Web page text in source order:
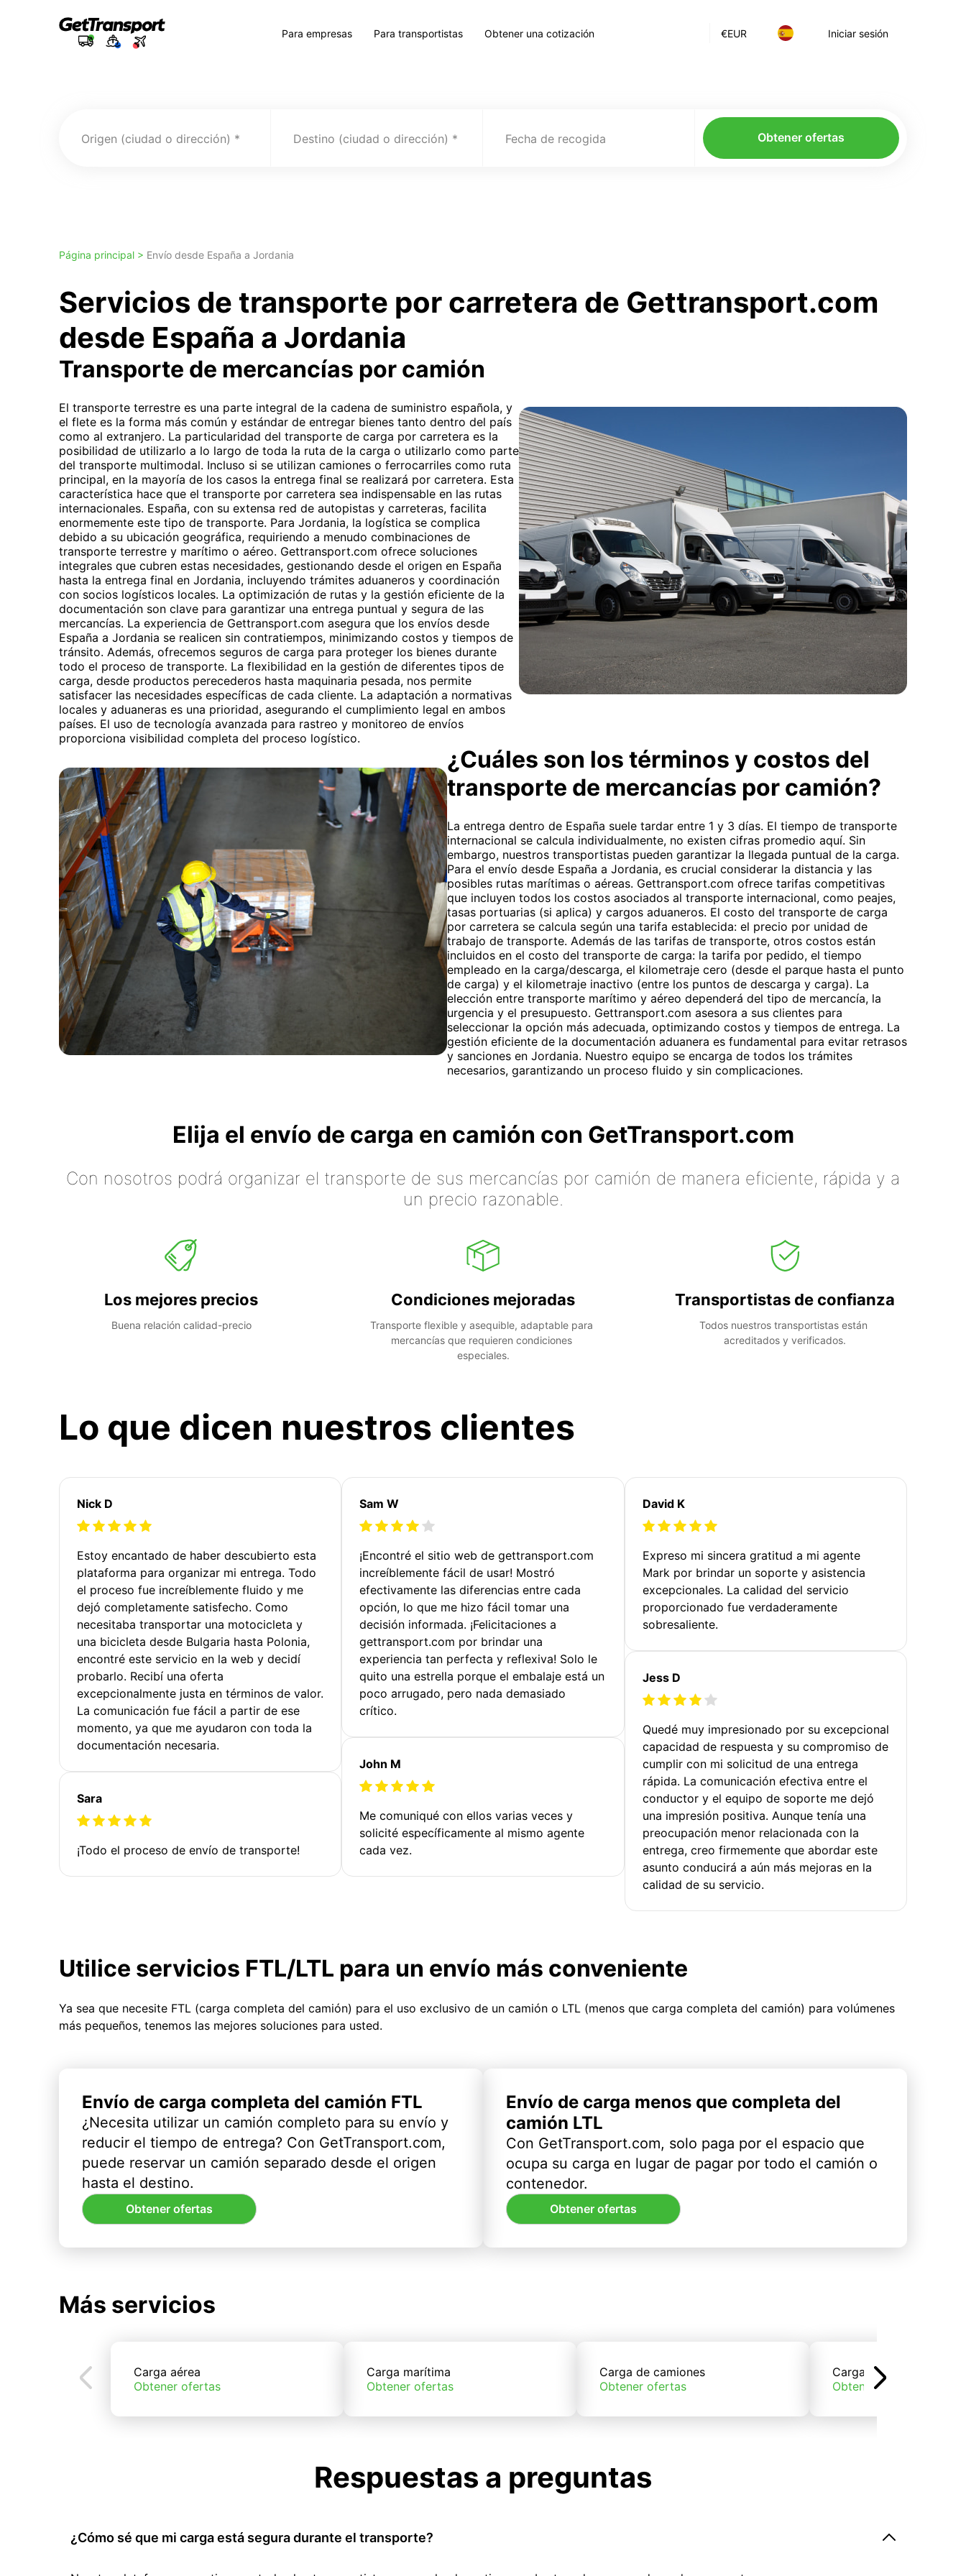
€EUR Iniciar sesión
Para empresas Para transportistas Obtener una cotización
Origen (ciudad o dirección) Destino (ciudad o dirección) Fecha de recogida Obtener ofertas
Página principal > Envío desde España a Jordania
Servicios de transporte por carretera de Gettransport.com
desde España a Jordania
Transporte de mercancías por camión
El transporte terrestre es una parte integral de la cadena de suministro española, y
el flete es la forma más común y estándar de entregar bienes tanto dentro del país
como al extranjero. La particularidad del transporte de carga por carretera es la
posibilidad de utilizarlo a lo largo de toda la ruta de la carga o utilizarlo como parte
del transporte multimodal. Incluso si se utilizan camiones o ferrocarriles como ruta
principal, en la mayoría de los casos la entrega final se realizará por carretera. Esta
característica hace que el transporte por carretera sea indispensable en las rutas
internacionales. España, con su extensa red de autopistas y carreteras, facilita
enormemente este tipo de transporte. Para Jordania, la logística se complica
debido a su ubicación geográfica, requiriendo a menudo combinaciones de
transporte terrestre y marítimo o aéreo. Gettransport.com ofrece soluciones
integrales que cubren estas necesidades, gestionando desde el origen en España
hasta la entrega final en Jordania, incluyendo trámites aduaneros y coordinación
con socios logísticos locales. La optimización de rutas y la gestión eficiente de la
documentación son clave para garantizar una entrega puntual y segura de las
mercancías. La experiencia de Gettransport.com asegura que los envíos desde
España a Jordania se realicen sin contratiempos, minimizando costos y tiempos de
tránsito. Además, ofrecemos seguros de carga para proteger los bienes durante
todo el proceso de transporte. La flexibilidad en la gestión de diferentes tipos de
carga, desde productos perecederos hasta maquinaria pesada, nos permite
satisfacer las necesidades específicas de cada cliente. La adaptación a normativas
locales y aduaneras es una prioridad, asegurando el cumplimiento legal en ambos
países. El uso de tecnología avanzada para rastreo y monitoreo de envíos
proporciona visibilidad completa del proceso logístico.
¿Cuáles son los términos y costos del
transporte de mercancías por camión?
La entrega dentro de España suele tardar entre 1 y 3 días. El tiempo de transporte
internacional se calcula individualmente, no existen cifras promedio aquí. Sin
embargo, nuestros transportistas pueden garantizar la llegada puntual de la carga.
Para el envío desde España a Jordania, es crucial considerar la distancia y las
posibles rutas marítimas o aéreas. Gettransport.com ofrece tarifas competitivas
que incluyen todos los costos asociados al transporte internacional, como peajes,
tasas portuarias (si aplica) y cargos aduaneros. El costo del transporte de carga
por carretera se calcula según una tarifa establecida: el precio por unidad de
trabajo de transporte. Además de las tarifas de transporte, otros costos están
incluidos en el costo del transporte de carga: la tarifa por pedido, el tiempo
empleado en la carga/descarga, el kilometraje cero (desde el parque hasta el punto
de carga) y el kilometraje inactivo (entre los puntos de descarga y carga). La
elección entre transporte marítimo y aéreo dependerá del tipo de mercancía, la
urgencia y el presupuesto. Gettransport.com asesora a sus clientes para
seleccionar la opción más adecuada, optimizando costos y tiempos de entrega. La
gestión eficiente de la documentación aduanera es fundamental para evitar retrasos
y sanciones en Jordania. Nuestro equipo se encarga de todos los trámites
necesarios, garantizando un proceso fluido y sin complicaciones.
Elija el envío de carga en camión con GetTransport.com
Con nosotros podrá organizar el transporte de sus mercancías por camión de manera eficiente, rápida y a
un precio razonable.
Los mejores precios
Buena relación calidad-precio
Condiciones mejoradas
Transporte flexible y asequible, adaptable para
mercancías que requieren condiciones
especiales.
Transportistas de confianza
Todos nuestros transportistas están
acreditados y verificados.
Lo que dicen nuestros clientes
Nick D
Estoy encantado de haber descubierto esta
plataforma para organizar mi entrega. Todo
el proceso fue increíblemente fluido y me
dejó completamente satisfecho. Como
necesitaba transportar una motocicleta y
una bicicleta desde Bulgaria hasta Polonia,
encontré este servicio en la web y decidí
probarlo. Recibí una oferta
excepcionalmente justa en términos de valor.
La comunicación fue fácil a partir de ese
momento, ya que me ayudaron con toda la
documentación necesaria.
Sara
¡Todo el proceso de envío de transporte!
Sam W
¡Encontré el sitio web de gettransport.com
increíblemente fácil de usar! Mostró
efectivamente las diferencias entre cada
opción, lo que me hizo fácil tomar una
decisión informada. ¡Felicitaciones a
gettransport.com por brindar una
experiencia tan perfecta y reflexiva! Solo le
quito una estrella porque el embalaje está un
poco arrugado, pero nada demasiado
crítico.
John M
Me comuniqué con ellos varias veces y
solicité específicamente al mismo agente
cada vez.
David K
Expreso mi sincera gratitud a mi agente
Mark por brindar un soporte y asistencia
excepcionales. La calidad del servicio
proporcionado fue verdaderamente
sobresaliente.
Jess D
Quedé muy impresionado por su excepcional
capacidad de respuesta y su compromiso de
cumplir con mi solicitud de una entrega
rápida. La comunicación efectiva entre el
conductor y el equipo de soporte me dejó
una impresión positiva. Aunque tenía una
preocupación menor relacionada con la
entrega, creo firmemente que abordar este
asunto conducirá a aún más mejoras en la
calidad de su servicio.
Utilice servicios FTL/LTL para un envío más conveniente
Ya sea que necesite FTL (carga completa del camión) para el uso exclusivo de un camión o LTL (menos que carga completa del camión) para volúmenes
más pequeños, tenemos las mejores soluciones para usted.
Envío de carga completa del camión FTL
¿Necesita utilizar un camión completo para su envío y
reducir el tiempo de entrega? Con GetTransport.com,
puede reservar un camión separado desde el origen
hasta el destino.
Obtener ofertas
Envío de carga menos que completa del
camión LTL
Con GetTransport.com, solo paga por el espacio que
ocupa su carga en lugar de pagar por todo el camión o
contenedor.
Obtener ofertas
Más servicios
Carga aérea
Obtener ofertas
Carga marítima
Obtener ofertas
Carga de camiones
Obtener ofertas
Carga de trenes
Obtener ofertas
Respuestas a preguntas
¿Cómo sé que mi carga está segura durante el transporte?